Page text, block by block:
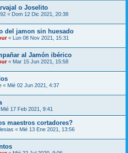
o Joselito
« Dom 12 Dic 2021, 20:38
del jamon sin huesado
«
Lun 08 Nov 2021, 15:31
al Jamón ibérico
« Mar 15 Jun 2021, 15:58
« Mié 02 Jun 2021, 4:37
Mié 17 Feb 2021, 9:41
maestros cortadores?
« Mié 13 Ene 2021, 13:56